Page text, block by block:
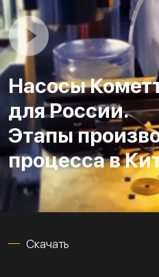
Насосы
для России.
Этапы
процесса в
Скачать